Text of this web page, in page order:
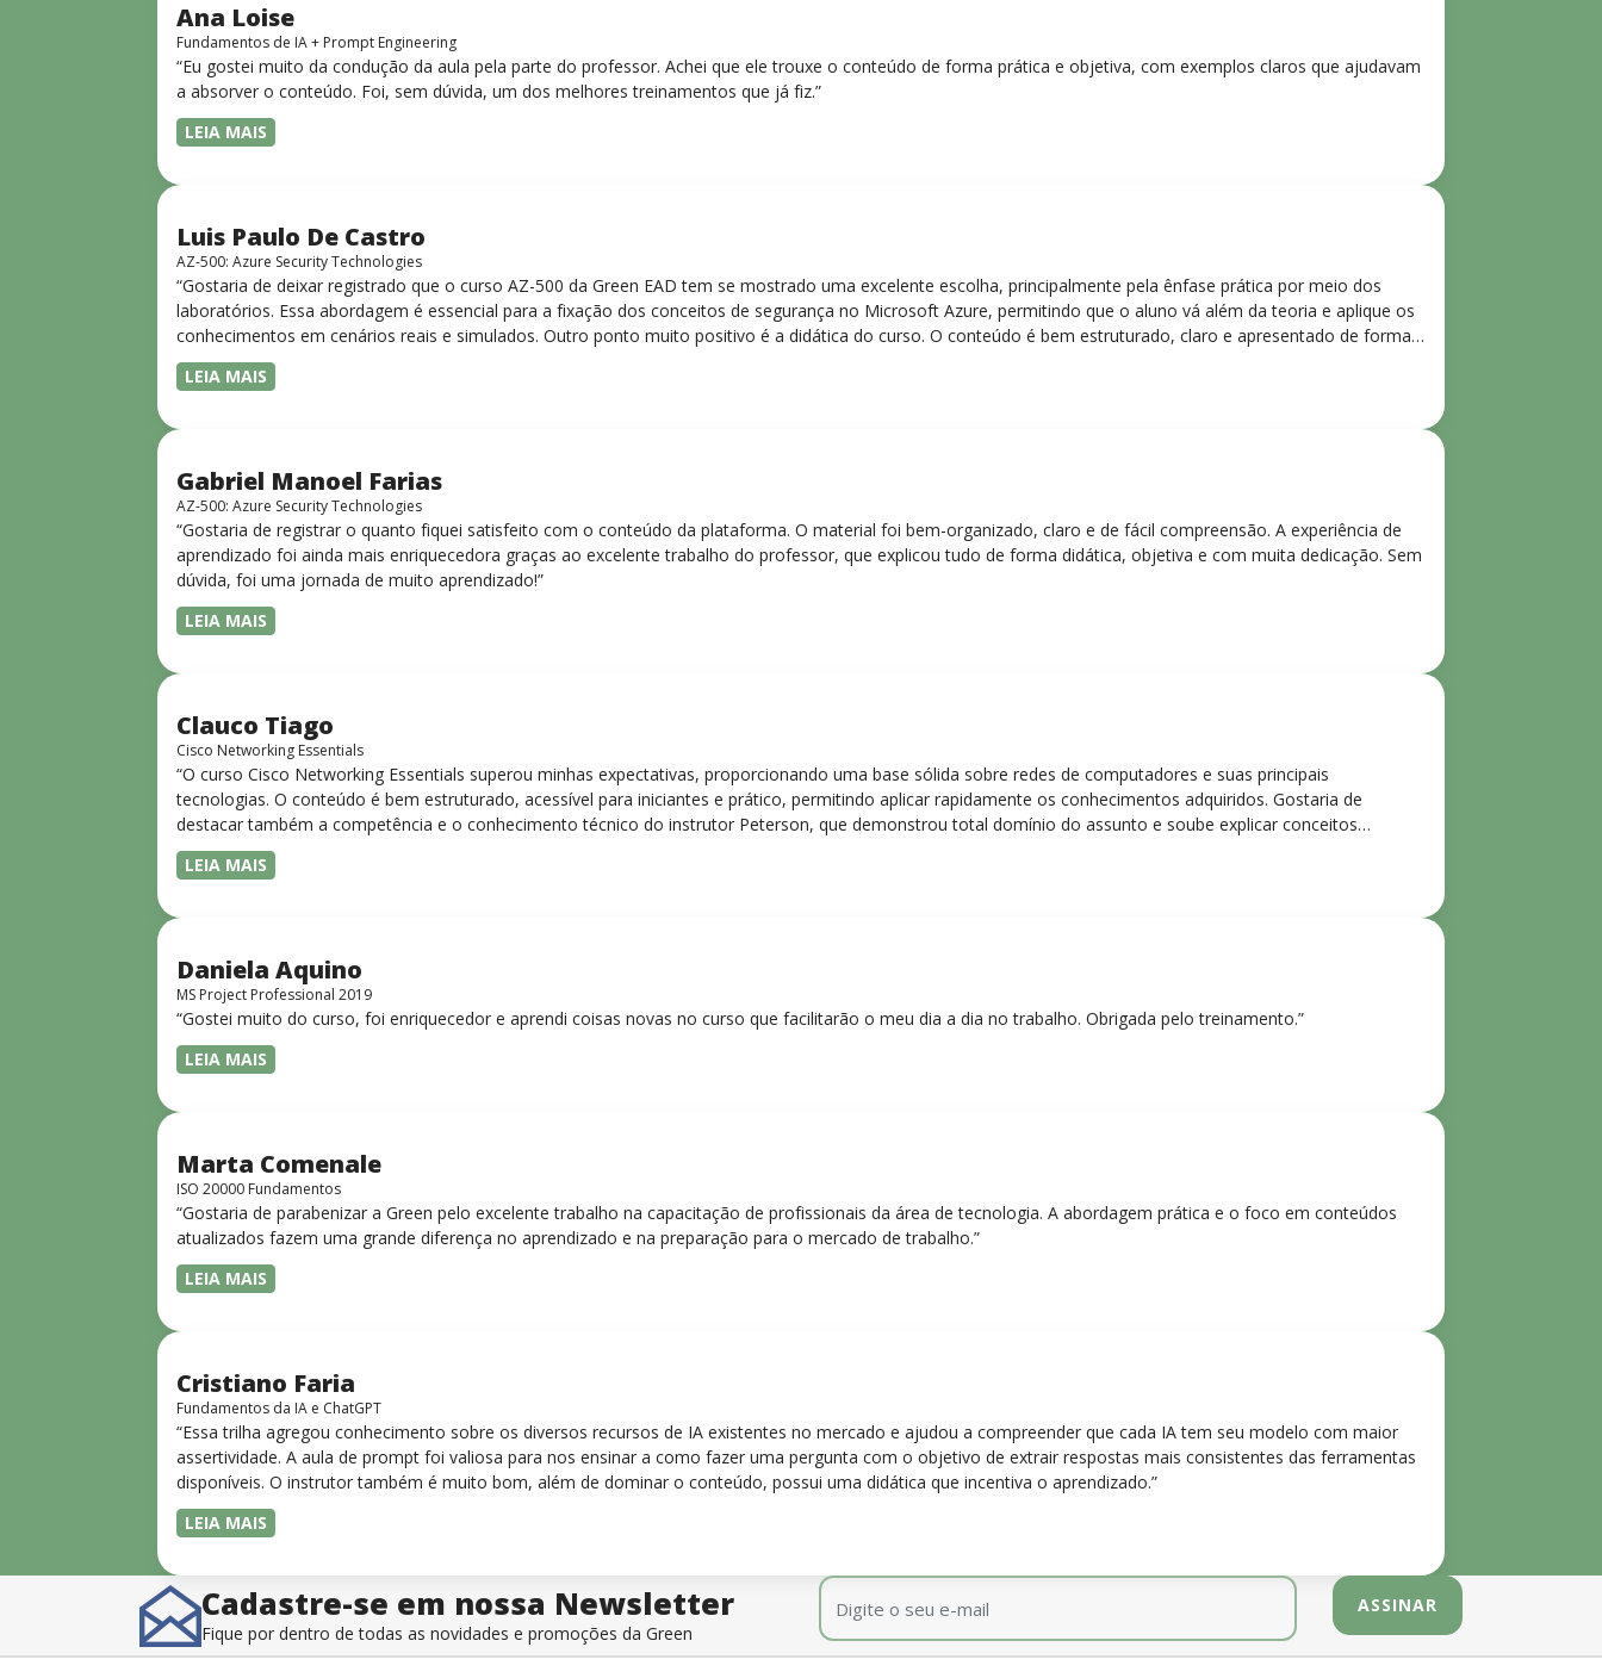
Ana Loise
Fundamentos de IA + Prompt Engineering
“Eu gostei muito da condução da aula pela parte do professor. Achei que ele trouxe o conteúdo de forma prática e objetiva, com exemplos claros que ajudavam
a absorver o conteúdo. Foi, sem dúvida, um dos melhores treinamentos que já fiz.”
LEIA MAIS
Luis Paulo De Castro
AZ-500: Azure Security Technologies
“Gostaria de deixar registrado que o curso AZ-500 da Green EAD tem se mostrado uma excelente escolha, principalmente pela ênfase prática por meio dos
laboratórios. Essa abordagem é essencial para a fixação dos conceitos de segurança no Microsoft Azure, permitindo que o aluno vá além da teoria e aplique os
conhecimentos em cenários reais e simulados. Outro ponto muito positivo é a didática do curso. O conteúdo é bem estruturado, claro e apresentado de forma
progressiva, o que facilita o entendimento mesmo para quem não tem uma bagagem técnica muito avançada.”
LEIA MAIS
Gabriel Manoel Farias
AZ-500: Azure Security Technologies
“Gostaria de registrar o quanto fiquei satisfeito com o conteúdo da plataforma. O material foi bem-organizado, claro e de fácil compreensão. A experiência de
aprendizado foi ainda mais enriquecedora graças ao excelente trabalho do professor, que explicou tudo de forma didática, objetiva e com muita dedicação. Sem
dúvida, foi uma jornada de muito aprendizado!”
LEIA MAIS
Clauco Tiago
Cisco Networking Essentials
“O curso Cisco Networking Essentials superou minhas expectativas, proporcionando uma base sólida sobre redes de computadores e suas principais
tecnologias. O conteúdo é bem estruturado, acessível para iniciantes e prático, permitindo aplicar rapidamente os conhecimentos adquiridos. Gostaria de
destacar também a competência e o conhecimento técnico do instrutor Peterson, que demonstrou total domínio do assunto e soube explicar conceitos
complexos de forma clara e objetiva. Sua didática facilitou o aprendizado e tornou as aulas dinâmicas e envolventes. Recomendo o curso para todos que
desejam iniciar ou aprofundar seus conhecimentos em redes!”
LEIA MAIS
Daniela Aquino
MS Project Professional 2019
“Gostei muito do curso, foi enriquecedor e aprendi coisas novas no curso que facilitarão o meu dia a dia no trabalho. Obrigada pelo treinamento.”
LEIA MAIS
Marta Comenale
ISO 20000 Fundamentos
“Gostaria de parabenizar a Green pelo excelente trabalho na capacitação de profissionais da área de tecnologia. A abordagem prática e o foco em conteúdos
atualizados fazem uma grande diferença no aprendizado e na preparação para o mercado de trabalho.”
LEIA MAIS
Cristiano Faria
Fundamentos da IA e ChatGPT
“Essa trilha agregou conhecimento sobre os diversos recursos de IA existentes no mercado e ajudou a compreender que cada IA tem seu modelo com maior
assertividade. A aula de prompt foi valiosa para nos ensinar a como fazer uma pergunta com o objetivo de extrair respostas mais consistentes das ferramentas
disponíveis. O instrutor também é muito bom, além de dominar o conteúdo, possui uma didática que incentiva o aprendizado.”
LEIA MAIS
Cadastre-se em nossa Newsletter
Fique por dentro de todas as novidades e promoções da Green
E-mail